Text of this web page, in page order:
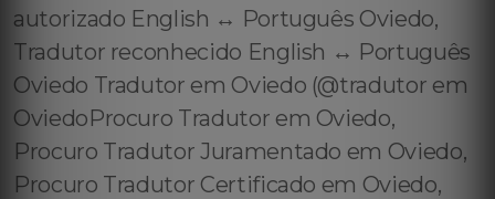
autorizado English ↔️ Português Oviedo,
Tradutor reconhecido English ↔️ Português
Oviedo Tradutor em Oviedo (@tradutor em
OviedoProcuro Tradutor em Oviedo,
Procuro Tradutor Juramentado em Oviedo,
Procuro Tradutor Certificado em Oviedo,